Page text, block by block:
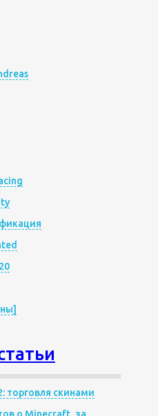
торговля скинами